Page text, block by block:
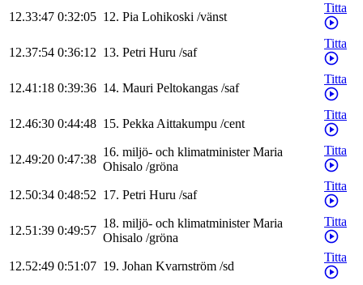
12.33:47 0:32:05 12. Pia Lohikoski /vänst
Titta
12.37:54 0:36:12 13. Petri Huru /saf
Titta
12.41:18 0:39:36 14. Mauri Peltokangas /saf
Titta
12.46:30 0:44:48 15. PekkaAittakumpu /cent
Titta
12.49:20 0:47:38
16. miljö- och klimatminister Maria
Ohisalo /gröna
Titta
12.50:34 0:48:52 17. Petri Huru /saf
Titta
12.51:39 0:49:57
18. miljö- och klimatminister Maria
Ohisalo /gröna
Titta
12.52:49 0:51:07 19. Johan Kvarnström /sd
Titta